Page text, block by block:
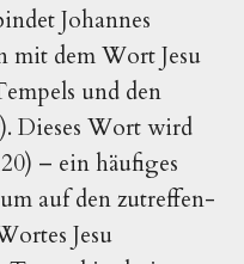
Johannes
mit dem Wort Jesu
und den
Dieses Wort wird
– ein häu­figes
auf den zutreffen­
Jesu